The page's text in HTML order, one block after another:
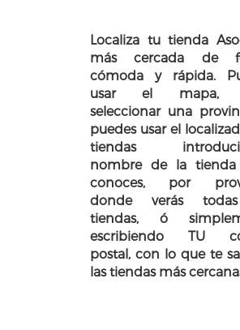
Localiza tu tienda
más cercada de
cómoda y rápida.
usar el mapa,
seleccionar una
puedes usar el
tiendas
nombre de la
conoces, por
donde verás
tiendas, ó
escribiendo TU
postal, con lo que te
las tiendas más